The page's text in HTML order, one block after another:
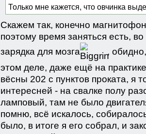
Только мне кажется, что овчинка
Скажем так, конечно
поэтому время заняться есть,
зарядка для мозга
,
этом деле, даже ещё на
вёсны 202 с пунктов проката, я
интересней - на свалке полу
ламповый, там не было
помню, всё искалось,
было, в итоге я его собрал, и